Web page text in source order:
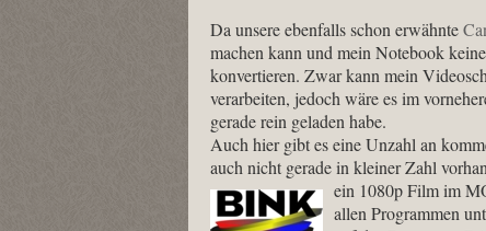
Da unsere ebenfalls schon erwähnte
machen kann und mein Notebook
konvertieren. Zwar kann mein
verarbeiten, jedoch wäre es im
gerade rein geladen habe.
Auch hier gibt es eine Unzahl an
auch nicht gerade in kleiner Zahl
ein 1080p Film im
allen Programmen